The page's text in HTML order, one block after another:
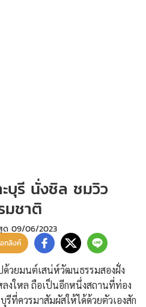
บุรี นั่งชิล ชมวิว
มชาติ
ด 09/06/2023
กลิงค์
ด้วยมนต์เสน่ห์วัฒนธรรมสองฝั่ง
งใหล ถือเป็นอีกหนึ่งสถานที่ท่อง
ที่ควรมาสัมผัสให้ได้ด้วยตัวเองสัก